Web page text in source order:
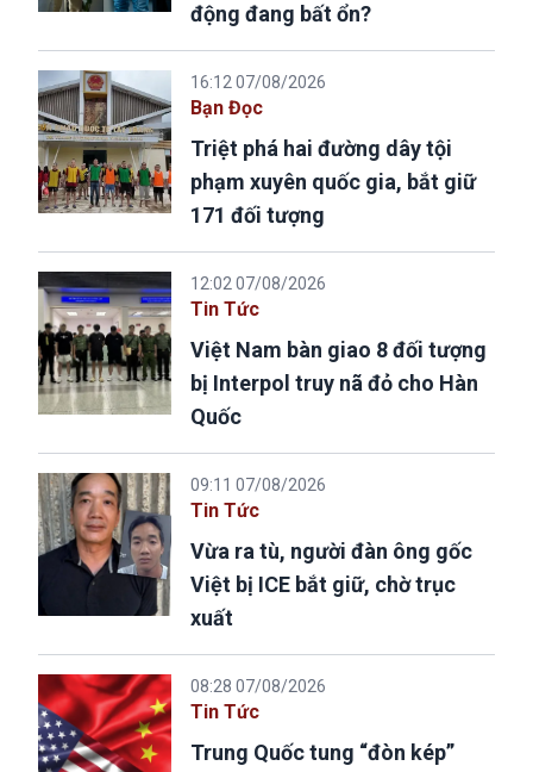
động đang bất ổn?
16:12 07/08/2026
Bạn Đọc
Triệt phá hai đường dây tội
phạm xuyên quốc gia, bắt giữ
171 đối tượng
12:02 07/08/2026
Tin Tức
Việt Nam bàn giao 8 đối tượng
bị Interpol truy nã đỏ cho Hàn
Quốc
09:11 07/08/2026
Tin Tức
Vừa ra tù, người đàn ông gốc
Việt bị ICE bắt giữ, chờ trục
xuất
08:28 07/08/2026
Tin Tức
Trung Quốc tung “đòn kép”